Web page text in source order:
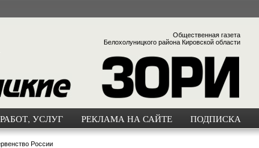
Общественная газета
Белохолуницкого района Кировской области
УСЛУГ РЕКЛАМА НА САЙТЕ ПОДПИСКА
России